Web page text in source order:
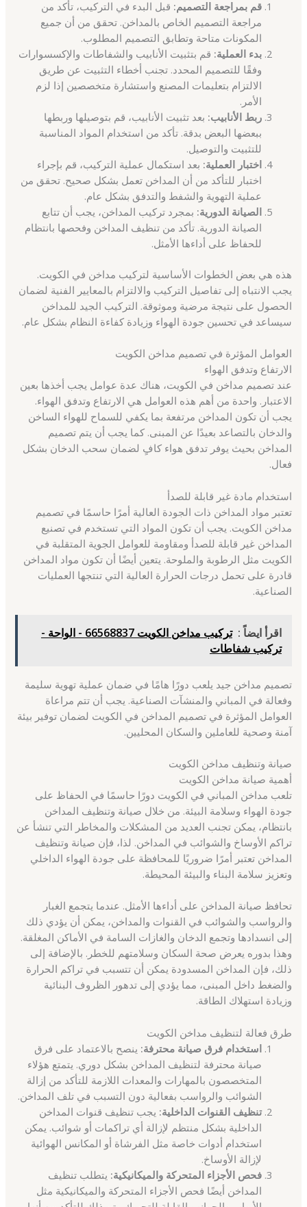
قم بمراجعة التصميم: قبل البدء في التركيب، تأكد من
مراجعة التصميم الخاص بالمداخن. تحقق من أن جميع
المكونات متاحة وتطابق التصميم المطلوب.
بدء العملية: قم بتثبيت الأنابيب والشفاطات والإكسسوارات
وفقًا للتصميم المحدد. تجنب أخطاء التثبيت عن طريق
الالتزام بتعليمات المصنع واستشارة متخصصين إذا لزم
الأمر.
ربط الأنابيب: بعد تثبيت الأنابيب، قم بتوصيلها وربطها
ببعضها البعض بدقة. تأكد من استخدام المواد المناسبة
للتثبيت والتوصيل.
اختبار العملية: بعد استكمال عملية التركيب، قم بإجراء
اختبار للتأكد من أن المداخن تعمل بشكل صحيح. تحقق من
عملية التهوية والشفط والتدفق بشكل عام.
الصيانة الدورية: بمجرد تركيب المداخن، يجب أن تتابع
الصيانة الدورية. تأكد من تنظيف المداخن وفحصها بانتظام
للحفاظ على أداءها الأمثل.
هذه هي بعض الخطوات الأساسية لتركيب مداخن في الكويت.
يجب الانتباه إلى تفاصيل التركيب والالتزام بالمعايير الفنية لضمان
الحصول على نتيجة مرضية وموثوقة. التركيب الجيد للمداخن
سيساعد في تحسين جودة الهواء وزيادة كفاءة النظام بشكل عام.
العوامل المؤثرة في تصميم مداخن الكويت
الارتفاع وتدفق الهواء
عند تصميم مداخن في الكويت، هناك عدة عوامل يجب أخذها بعين
الاعتبار. واحدة من أهم هذه العوامل هي الارتفاع وتدفق الهواء.
يجب أن تكون المداخن مرتفعة بما يكفي للسماح للهواء الساخن
والدخان بالتصاعد بعيدًا عن المبنى. كما يجب أن يتم تصميم
المداخن بحيث يوفر تدفق هواء كافٍ لضمان سحب الدخان بشكل
فعال.
استخدام مادة غير قابلة للصدأ
تعتبر مواد المداخن ذات الجودة العالية أمرًا حاسمًا في تصميم
مداخن الكويت. يجب أن تكون المواد التي تستخدم في تصنيع
المداخن غير قابلة للصدأ ومقاومة للعوامل الجوية المتقلبة في
الكويت مثل الرطوبة والملوحة. يتعين أيضًا أن تكون مواد المداخن
قادرة على تحمل درجات الحرارة العالية التي تنتجها العمليات
الصناعية.
اقرأ ايضاً :
تركيب مداخن الكويت 66568837 - الواحة -
تركيب شفاطات
تصميم مداخن جيد يلعب دورًا هامًا في ضمان عملية تهوية سليمة
وفعالة في المباني والمنشآت الصناعية. يجب أن تتم مراعاة
العوامل المؤثرة في تصميم المداخن في الكويت لضمان توفير بيئة
آمنة وصحية للعاملين والسكان المحليين.
صيانة وتنظيف مداخن الكويت
أهمية صيانة مداخن الكويت
تلعب مداخن المباني في الكويت دورًا حاسمًا في الحفاظ على
جودة الهواء وسلامة البيئة. من خلال صيانة وتنظيف المداخن
بانتظام، يمكن تجنب العديد من المشكلات والمخاطر التي تنشأ عن
تراكم الأوساخ والشوائب في المداخن. لذا، فإن صيانة وتنظيف
المداخن تعتبر أمرًا ضروريًا للمحافظة على جودة الهواء الداخلي
وتعزيز سلامة البناء والبيئة المحيطة.
تحافظ صيانة المداخن على أداءها الأمثل. عندما يتجمع الغبار
والرواسب والشوائب في القنوات والمداخن، يمكن أن يؤدي ذلك
إلى انسدادها وتجمع الدخان والغازات السامة في الأماكن المغلقة.
وهذا بدوره يعرض صحة السكان وسلامتهم للخطر. بالإضافة إلى
ذلك، فإن المداخن المسدودة يمكن أن تتسبب في تراكم الحرارة
والضغط داخل المبنى، مما يؤدي إلى تدهور الظروف البنائية
وزيادة استهلاك الطاقة.
طرق فعالة لتنظيف مداخن الكويت
استخدام فرق صيانة محترفة: ينصح بالاعتماد على فرق
صيانة محترفة لتنظيف المداخن بشكل دوري. يتمتع هؤلاء
المتخصصون بالمهارات والمعدات اللازمة للتأكد من إزالة
الشوائب والرواسب بفعالية دون التسبب في تلف المداخن.
تنظيف القنوات الداخلية: يجب تنظيف قنوات المداخن
الداخلية بشكل منتظم لإزالة أي تراكمات أو شوائب. يمكن
استخدام أدوات خاصة مثل الفرشاة أو المكانس الهوائية
لإزالة الأوساخ.
فحص الأجزاء المتحركة والميكانيكية: يتطلب تنظيف
المداخن أيضًا فحص الأجزاء المتحركة والميكانيكية مثل